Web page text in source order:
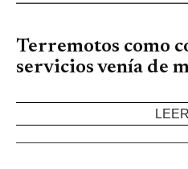
Terremotos como
servicios venía de
LEER